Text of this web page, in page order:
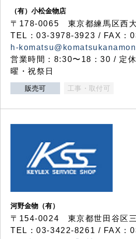
（有）小松金物店
〒178-0065 東京都練馬区西
TEL：03-3978-3923 / FAX：
h-
営業時間：8:30〜18：30 / 定
曜・祝祭日
販売可 工事・取付可
河野金物（有）
〒154-0024 東京都世田谷区
TEL：03-3422-8261 / FAX：